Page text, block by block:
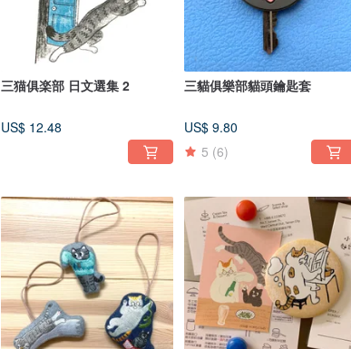
三猫俱楽部 日文選集 2
US$ 12.48
三貓俱樂部貓頭鑰匙套
US$ 9.80
5 (6)